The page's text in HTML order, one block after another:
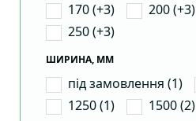
170 (+3)
200 (+3)
250 (+3)
ШИРИНА, ММ
під замовлення (1)
1250 (1)
1500 (2)